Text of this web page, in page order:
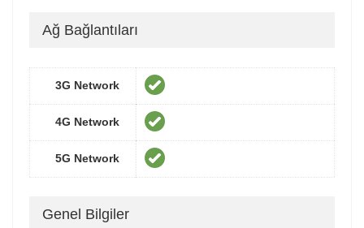
Ağ Bağlantıları
3G Network
4G Network
5G Network
Genel Bilgiler